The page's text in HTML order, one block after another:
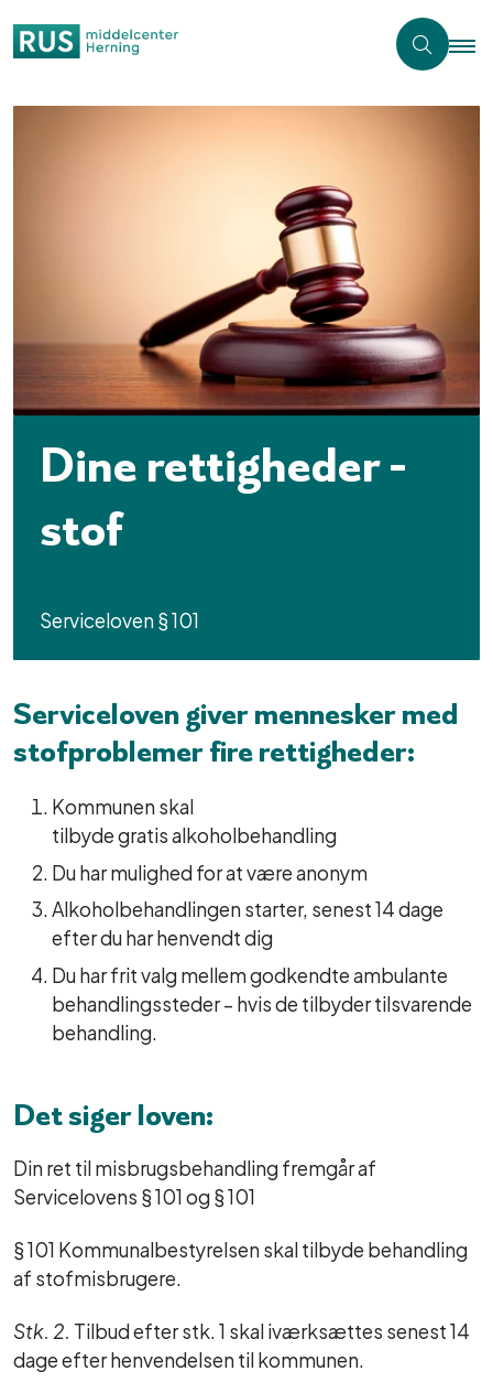
Dine rettigheder -
stof
Serviceloven § 101
Serviceloven giver mennesker med
stofproblemer fire rettigheder:
Kommunen skal
tilbyde gratis alkoholbehandling
Du har mulighed for at være anonym
Alkoholbehandlingen starter, senest 14 dage
efter du har henvendt dig
Du har frit valg mellem godkendte ambulante
behandlingssteder – hvis de tilbyder tilsvarende
behandling.
Det siger loven:
Din ret til misbrugsbehandling fremgår af
Servicelovens § 101 og § 101
§ 101 Kommunalbestyrelsen skal tilbyde behandling
af stofmisbrugere.
Stk. 2. Tilbud efter stk. 1 skal iværksættes senest 14
dage efter henvendelsen til kommunen.